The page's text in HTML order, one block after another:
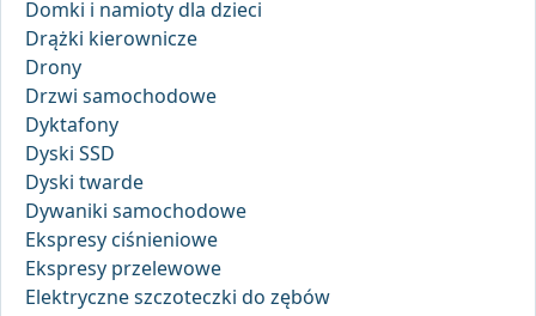
Domki i namioty dla dzieci
Drążki kierownicze
Drony
Drzwi samochodowe
Dyktafony
Dyski SSD
Dyski twarde
Dywaniki samochodowe
Ekspresy ciśnieniowe
Ekspresy przelewowe
Elektryczne szczoteczki do zębów